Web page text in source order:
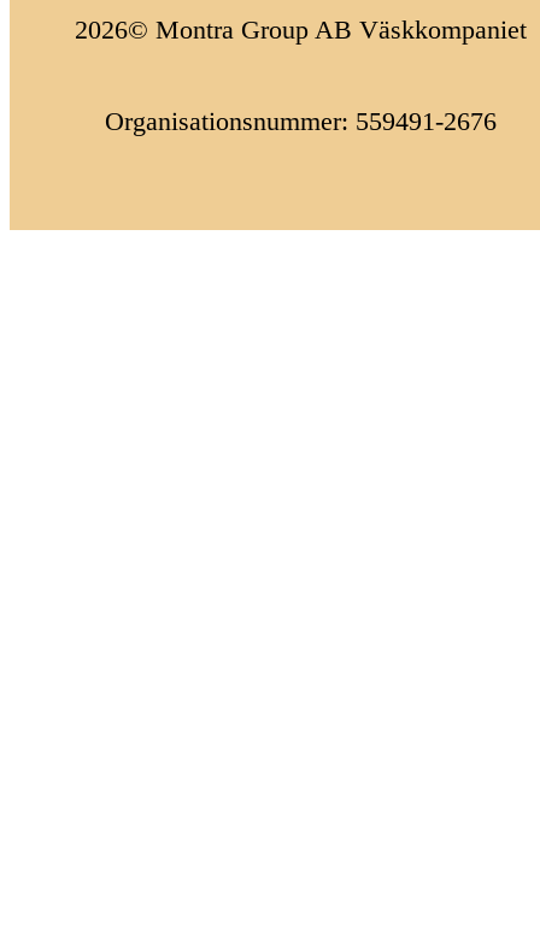
2026© Montra Group AB Väskkompaniet
Organisationsnummer: 559491-2676